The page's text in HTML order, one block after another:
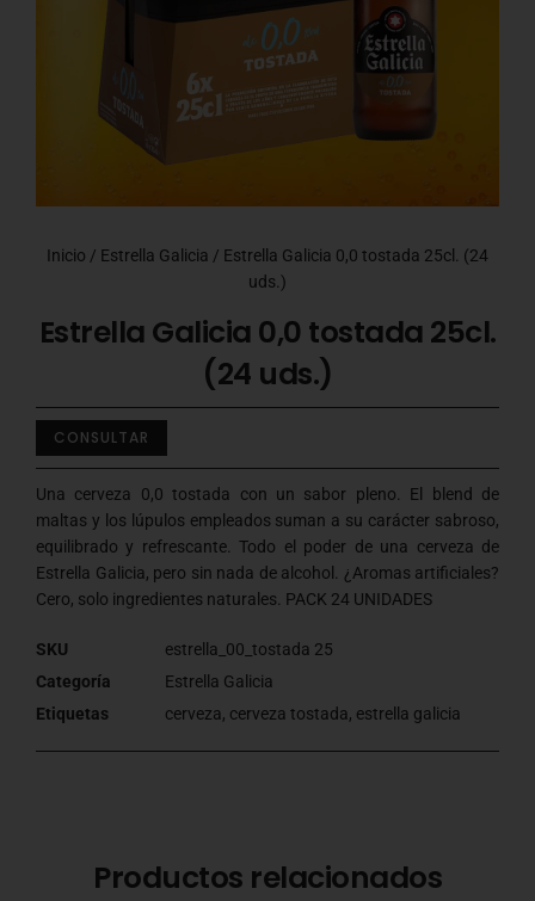
Inicio / Estrella Galicia / Estrella Galicia 0,0 tostada 25cl. (24
uds.)
Estrella Galicia 0,0 tostada 25cl.
(24 uds.)
CONSULTAR
Una cerveza 0,0 tostada con un sabor pleno. El blend de
maltas y los lúpulos empleados suman a su carácter sabroso,
equilibrado y refrescante. Todo el poder de una cerveza de
Estrella Galicia, pero sin nada de alcohol. ¿Aromas artificiales?
Cero, solo ingredientes naturales. PACK 24 UNIDADES
SKU
estrella_00_tostada 25
Categoría
Estrella Galicia
Etiquetas
cerveza, cerveza tostada, estrella galicia
Productos relacionados